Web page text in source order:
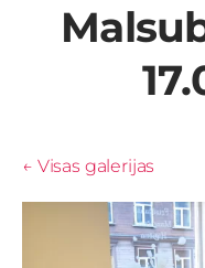
Visas galerijas